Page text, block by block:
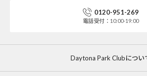
0120-951-269
電話受付：10:00-19:00
Daytona Park Clubについ